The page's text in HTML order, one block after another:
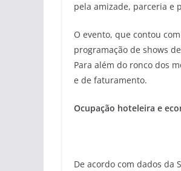
pela amizade, parceria e
O evento, que contou
programação de shows
Para além do ronco dos
e de faturamento.
Ocupação hoteleira e
De acordo com dados da